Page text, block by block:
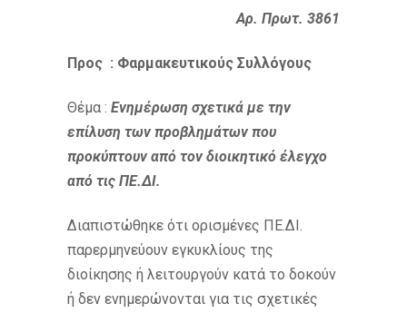
Αρ. Πρωτ. 3861
Προς : Φαρμακευτικούς Συλλόγους
Θέμα : Ενημέρωση σχετικά με την
επίλυση των προβλημάτων που
προκύπτουν από τον διοικητικό έλεγχο
από τις ΠΕ.ΔΙ.
Διαπιστώθηκε ότι ορισμένες ΠΕ.ΔΙ.
παρερμηνεύουν εγκυκλίους της
διοίκησης ή λειτουργούν κατά το δοκούν
ή δεν ενημερώνονται για τις σχετικές